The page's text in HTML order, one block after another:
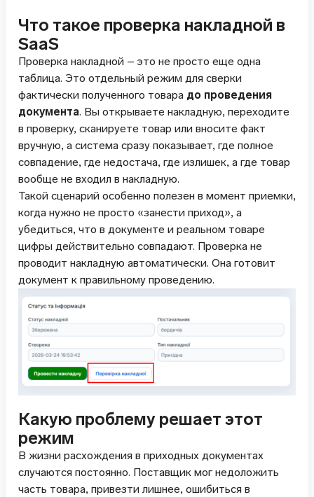
Что такое проверка накладной в
SaaS
Проверка накладной – это не просто еще одна
таблица. Это отдельный режим для сверки
фактически полученного товара до проведения
документа. Вы открываете накладную, переходите
в проверку, сканируете товар или вносите факт
вручную, а система сразу показывает, где полное
совпадение, где недостача, где излишек, а где товар
вообще не входил в накладную.
Такой сценарий особенно полезен в момент приемки,
когда нужно не просто «занести приход», а
убедиться, что в документе и реальном товаре
цифры действительно совпадают. Проверка не
проводит накладную автоматически. Она готовит
документ к правильному проведению.
Какую проблему решает этот
режим
В жизни расхождения в приходных документах
случаются постоянно. Поставщик мог недоложить
часть товара, привезти лишнее, ошибиться в